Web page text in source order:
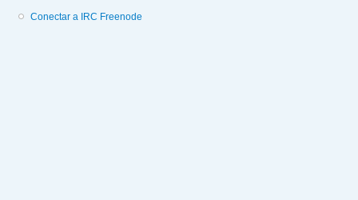
Conectar a IRC Freenode